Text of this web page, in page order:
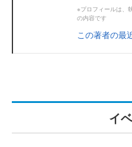
※プロフィールは、
の内容です
この著者の最
イ